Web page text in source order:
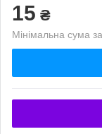
15 ₴
Мінімальна сума